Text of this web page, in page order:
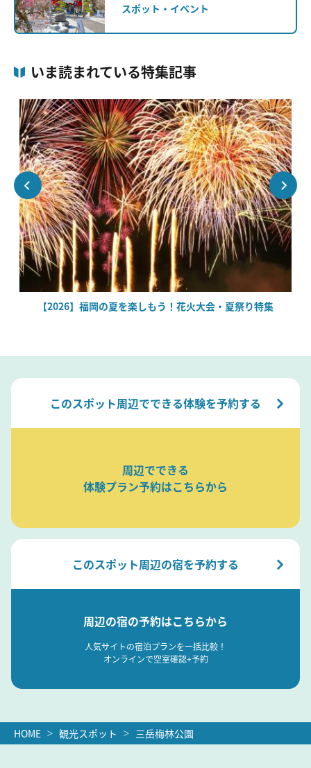
スポット・イベント
いま読まれている特集記事
【2026】福岡の夏を楽しもう！花火大会・夏祭り特集
このスポット周辺でできる体験を予約する
周辺でできる
体験プラン予約はこちらから
このスポット周辺の宿を予約する
周辺の宿の予約はこちらから
人気サイトの宿泊プランを一括比較！
オンラインで空室確認+予約
HOME 観光スポット 三岳梅林公園